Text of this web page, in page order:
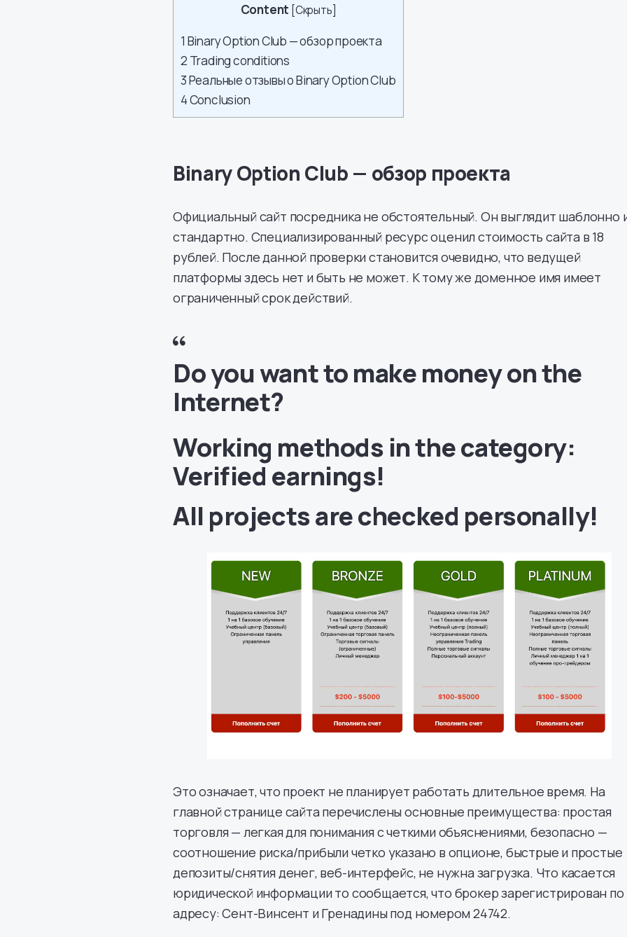
Content [Скрыть]
1 Binary Option Club — обзор проекта
2 Trading conditions
3Реальные отзывы о Binary Option Club
4Conclusion
Binary Option Club — обзор проекта
Официальный сайт посредника не обстоятельный. Он выглядит шаблонно
стандартно. Специализированный ресурс оценил стоимость сайта в 18
рублей. После данной проверки становится очевидно, что ведущей
платформы здесь нет и быть не может. К тому же доменное имя имеет
ограниченный срок действий.
Do you want to make money on the
Internet?
Working methods in the category:
Verified earnings!
All projects are checked personally!
Это означает, что проект не планирует работать длительное время. На
главной странице сайта перечислены основные преимущества: простая
торговля — легкая для понимания с четкими объяснениями, безопасно —
соотношение риска/прибыли четко указано в опционе, быстрые и простые
депозиты/снятия денег, веб-интерфейс, не нужна загрузка. Что касается
юридической информации то сообщается, что брокер зарегистрирован по
адресу: Сент-Винсент и Гренадины под номером 24742.